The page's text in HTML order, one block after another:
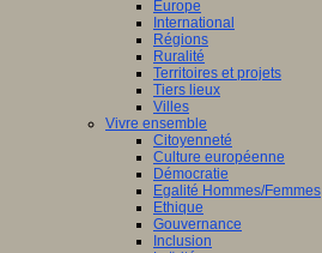
Europe
International
Régions
Ruralité
Territoires et projets
Tiers lieux
Villes
Vivre ensemble
Citoyenneté
Culture européenne
Démocratie
Egalité Hommes/Femmes
Ethique
Gouvernance
Inclusion